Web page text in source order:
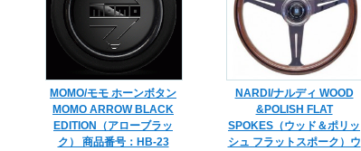
MOMO/モモ ホーンボタン
MOMO ARROW BLACK
EDITION（アローブラッ
ク） 商品番号：HB-23
NARDI/ナルディ WOOD
&POLISH FLAT
SPOKES（ウッド＆ポリッ
シュ フラットスポーク）ウ